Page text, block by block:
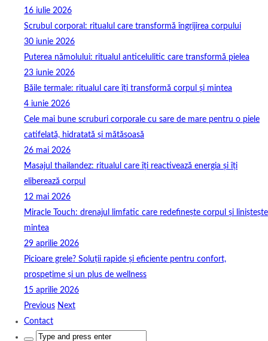
16 iulie 2026
Scrubul corporal: ritualul care transformă îngrijirea corpului
30 iunie 2026
Puterea nămolului: ritualul anticelulitic care transformă pielea
23 iunie 2026
Băile termale: ritualul care îți transformă corpul și mintea
4 iunie 2026
Cele mai bune scruburi corporale cu sare de mare pentru o piele
catifelată, hidratată și mătăsoasă
26 mai 2026
Masajul thailandez: ritualul care îți reactivează energia și îți
eliberează corpul
12 mai 2026
Miracle Touch: drenajul limfatic care redefinește corpul și liniștește
mintea
29 aprilie 2026
Picioare grele? Soluții rapide și eficiente pentru confort,
prospețime și un plus de wellness
15 aprilie 2026
Previous Next
Contact
Search